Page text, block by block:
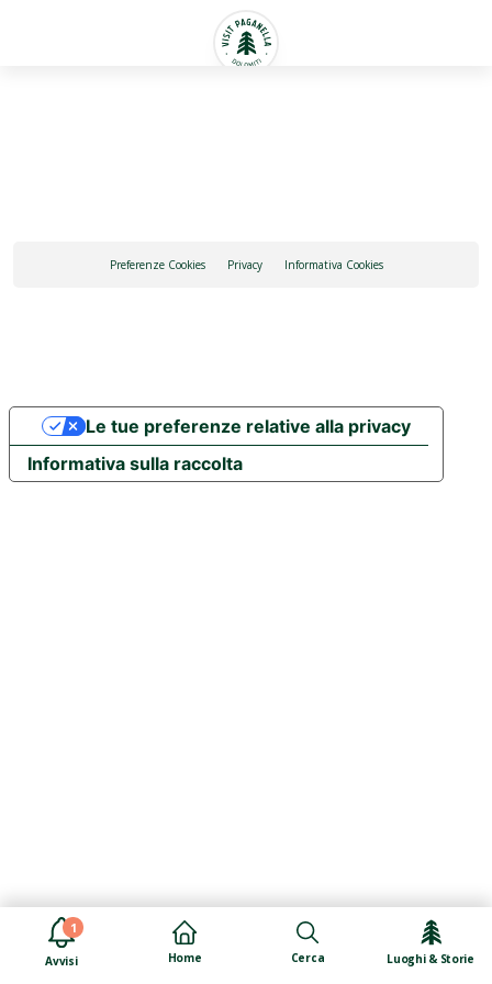
1
Avvisi Home Cerca Luoghi & Storie
Preferenze Cookies Privacy Informativa Cookies
Informativa sulla raccolta
Le tue preferenze relative alla privacy